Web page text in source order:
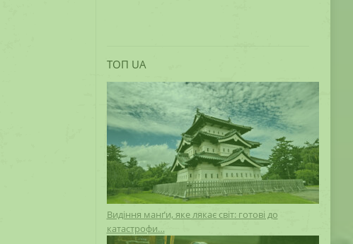
ТОП UA
Видіння манґи, яке лякає світ: готові до
катастрофи…